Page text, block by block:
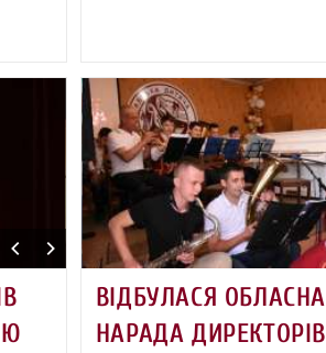
ВІДБУЛАСЯ ОБЛАСНА
НАРАДА ДИРЕКТОРІВ